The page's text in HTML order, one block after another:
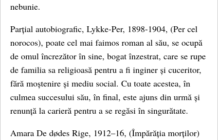
nebunie.
Parțial autobiografic, Lykke-Per, 1898-1904, (Per cel
norocos), poate cel mai faimos roman al său, se ocupă
de omul încrezător în sine, bogat înzestrat, care se rupe
de familia sa religioasă pentru a fi inginer și cuceritor,
fără moștenire și mediu social. Cu toate acestea, în
culmea succesului său, în final, este ajuns din urmă și
renunță la carieră pentru a se regăsi în singurătate.
Amara De dødes Rige, 1912–16, (Împărăția morților)